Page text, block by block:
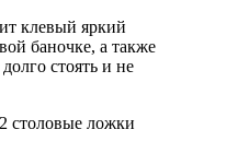
клевый яркий
баночке, а также
стоять и не
столовые ложки